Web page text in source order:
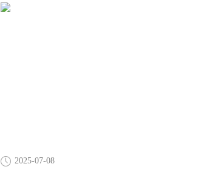
2025-07-08